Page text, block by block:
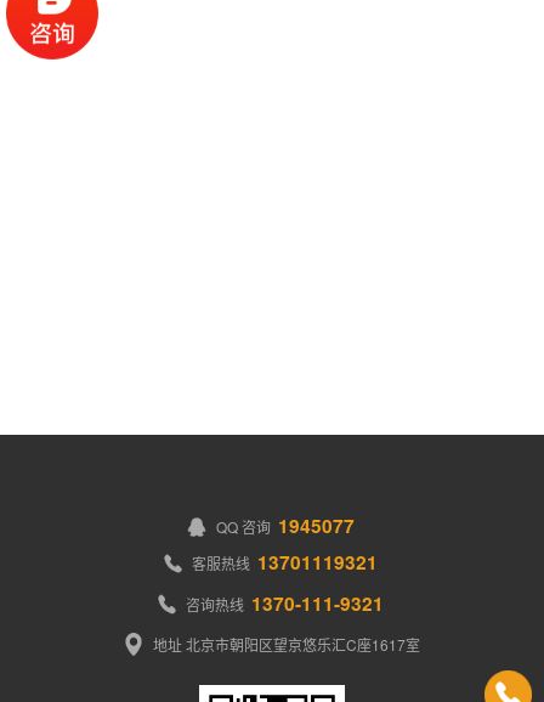
QQ 咨询 1945077
客服热线 13701119321
咨询热线 1370-111-9321
地址 北京市朝阳区望京悠乐汇C座1617室